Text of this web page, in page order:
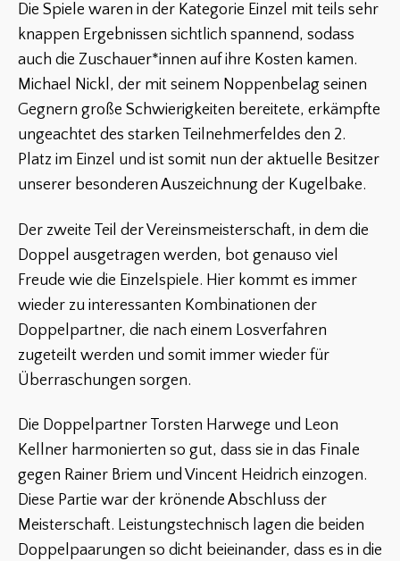
Die Spiele waren in der Kategorie Einzel mit teils sehr
knappen Ergebnissen sichtlich spannend, sodass
auch die Zuschauer*innen auf ihre Kosten kamen.
Michael Nickl, der mit seinem Noppenbelag seinen
Gegnern große Schwierigkeiten bereitete, erkämpfte
ungeachtet des starken Teilnehmerfeldes den 2.
Platz im Einzel und ist somit nun der aktuelle Besitzer
unserer besonderen Auszeichnung der Kugelbake.
Der zweite Teil der Vereinsmeisterschaft, in dem die
Doppel ausgetragen werden, bot genauso viel
Freude wie die Einzelspiele. Hier kommt es immer
wieder zu interessanten Kombinationen der
Doppelpartner, die nach einem Losverfahren
zugeteilt werden und somit immer wieder für
Überraschungen sorgen.
Die Doppelpartner Torsten Harwege und Leon
Kellner harmonierten so gut, dass sie in das Finale
gegen Rainer Briem und Vincent Heidrich einzogen.
Diese Partie war der krönende Abschluss der
Meisterschaft. Leistungstechnisch lagen die beiden
Doppelpaarungen so dicht beieinander, dass es in die